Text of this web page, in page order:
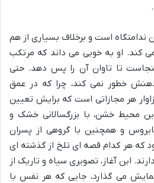
ندامتگاه است و برخلاف بسیاری از هم
کند. او به خوبی می داند که مرتکب
تا تاوان آن را پس دهد. حتی
خطور نمی کند، چرا که در عمق
هر مجازاتی است که برایش تعیین
محیط خشن، با بزرگسالانی خشک و
و همچنین با گروهی از پسران
هر کدام قصه ای تلخ از گذشته ای
این آغاز، تصویری سیاه و تاریک از
نمایش می گذارد، جایی که هر نفس با